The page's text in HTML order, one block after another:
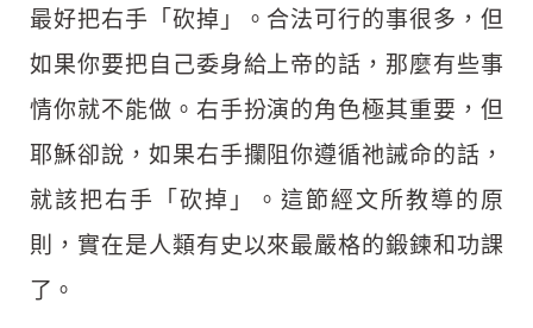
最好把右手「砍掉」。合法可行的事很多，但
如果你要把自己委身給上帝的話，那麼有些事
情你就不能做。右手扮演的角色極其重要，但
耶穌卻說，如果右手攔阻你遵循祂誡命的話，
就該把右手「砍掉」。這節經文所教導的原
則，實在是人類有史以來最嚴格的鍛鍊和功課
了。